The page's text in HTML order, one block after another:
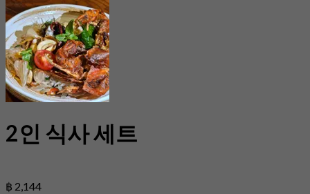
2인 식사 세트
฿ 2,144